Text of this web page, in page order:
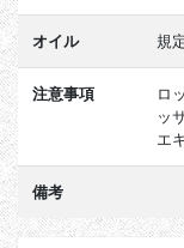
オイル 規
注意事項
ロ
ッ
エ
備考